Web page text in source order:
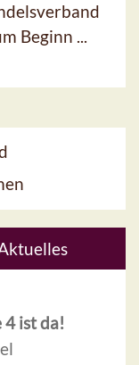
Beginn ...
4 ist da!